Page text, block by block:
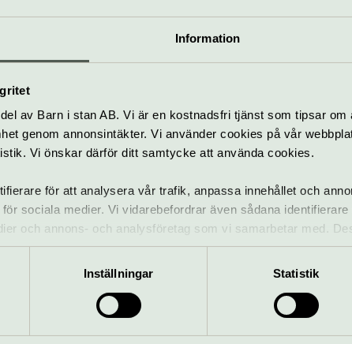
Information
av Barn i stan AB. Vi är en kostnadsfri tjänst som tipsar
genom annonsintäkter. Vi använder cookies på vår
Vi önskar därför ditt samtycke att använda cookies.
för att analysera vår trafik, anpassa innehållet och
sociala medier. Vi vidarebefordrar även sådana
och annons- och analysföretag som vi samarbetar med.
information som du har tillhandahållit eller som de har
Inställningar Statistik
en stark vänskap växer fram. I väntan på
som liknar ett liv trots att ovissheten och oron
inte är välkommen någonstans?
med personer i olika delar av asylprocessen. I
rolig och berörande föreställning om att
Pris
70-120 kronor